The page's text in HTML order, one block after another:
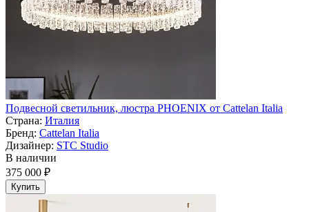
Подвесной светильник, люстра PHOENIX от Cattelan Italia
Страна: Италия
Бренд: Cattelan Italia
Дизайнер: STC Studio
В наличии
375 000 ₽
Купить